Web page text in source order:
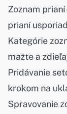
Zoznam prianí
prianí
Kategórie
mažte a
Pridávanie
krokom na
Spravovanie